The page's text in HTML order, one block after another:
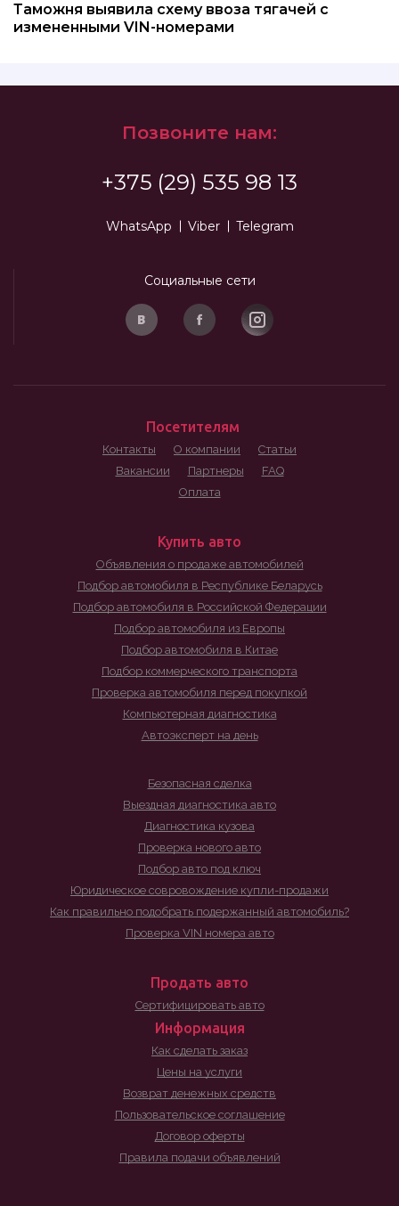
Таможня выявила схему ввоза тягачей с
измененными VIN-номерами
Позвоните нам:
+375 (29) 535 98 13
WhatsApp Viber Telegram
Социальные сети
Посетителям
Контакты О компании
Статьи
Вакансии
Партнеры
FAQ
Оплата
Купить авто
Объявления о продаже автомобилей
Подбор автомобиля в Республике Беларусь
Подбор автомобиля в Российской Федерации
Подбор автомобиля из Европы
Подбор автомобиля в Китае
Подбор коммерческого транспорта
Проверка автомобиля перед покупкой
Компьютерная диагностика
Автоэксперт на день
Безопасная сделка
Выездная диагностика авто
Диагностика кузова
Проверка нового авто
Подбор авто под ключ
Юридическое совровождение купли-продажи
Как правильно подобрать подержанный автомобиль?
Проверка VIN номера авто
Продать авто
Сертифицировать авто
Информация
Как сделать заказ
Цены на услуги
Возврат денежных средств
Пользовательское соглашение
Договор оферты
Правила подачи объявлений